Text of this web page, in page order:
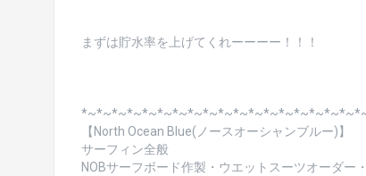
まずは貯水率を上げてくれーーーー！！！
【North Ocean Blue(ノースオーシャンブルー)】
サーフィン全般
NOBサーフボード作製・ウエットスーツオーダー